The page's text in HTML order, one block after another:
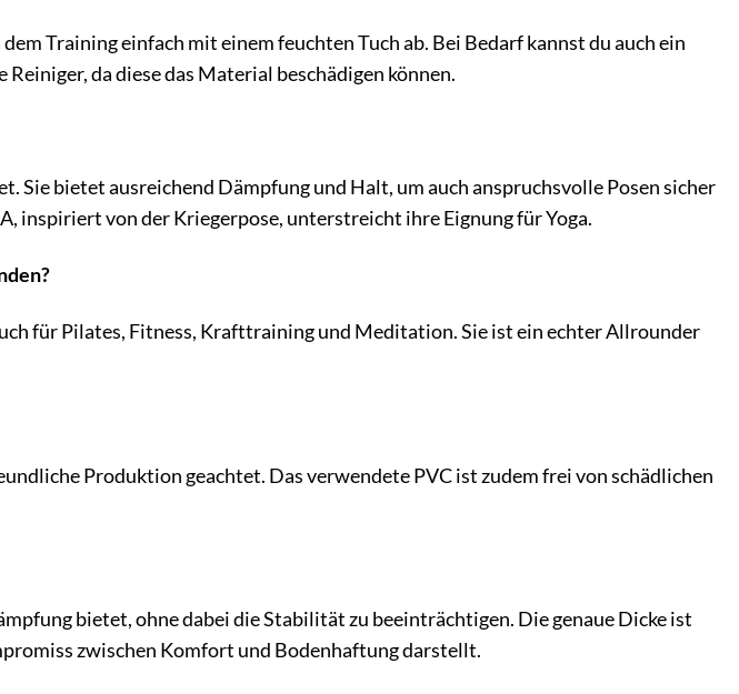
Training einfach mit einem feuchten Tuch ab. Bei Bedarf kannst du auch ein
da diese das Material beschädigen können.
Sie bietet ausreichend Dämpfung und Halt, um auch anspruchsvolle Posen sicher
inspiriert von der Kriegerpose, unterstreicht ihre Eignung für Yoga.
für Pilates, Fitness, Krafttraining und Meditation. Sie ist ein echter Allrounder
Produktion geachtet. Das verwendete PVC ist zudem frei von schädlichen
bietet, ohne dabei die Stabilität zu beeinträchtigen. Die genaue Dicke ist
zwischen Komfort und Bodenhaftung darstellt.